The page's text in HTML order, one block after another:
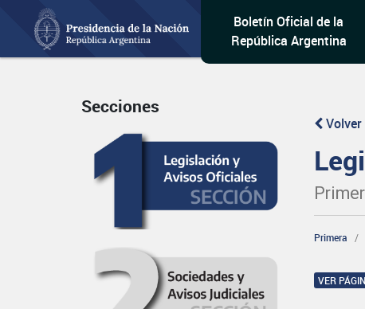
Boletín Oficial de la
República Argentina
Secciones
Volver
Primera
VER